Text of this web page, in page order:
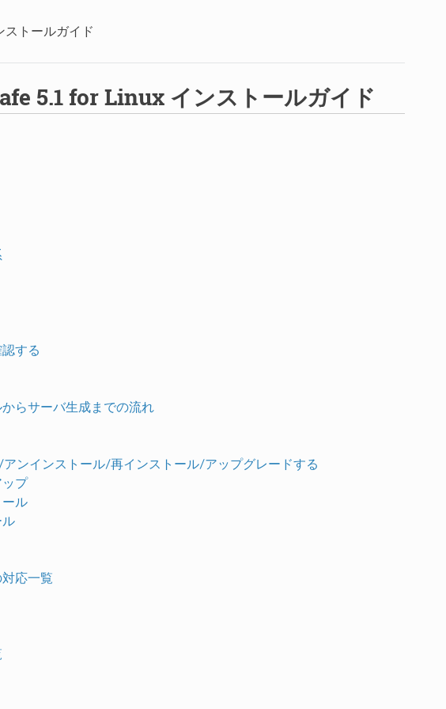
ストールガイド
5.1 for Linux インストールガイド
する
からサーバ生成までの流れ
アンインストール/再インストール/アップグレードする
ップ
ール
ル
対応一覧